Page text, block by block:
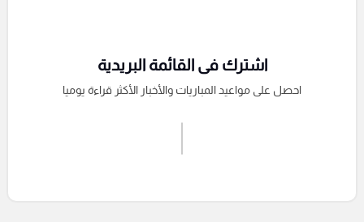
اشترك فى القائمة البريدية
احصل على مواعيد المباريات والأخبار الأكثر قراءة يوميا